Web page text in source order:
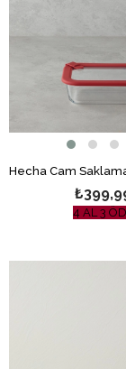
Hecha Cam Saklama
4 AL 3